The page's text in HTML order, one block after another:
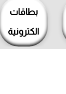
بطاقات
الكترونية